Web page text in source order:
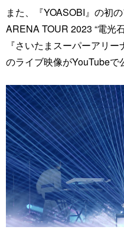
また、『YOASOBI』の初
ARENA TOUR 2023 “電光
『さいたまスーパーアリ
のライブ映像がYouTubeで